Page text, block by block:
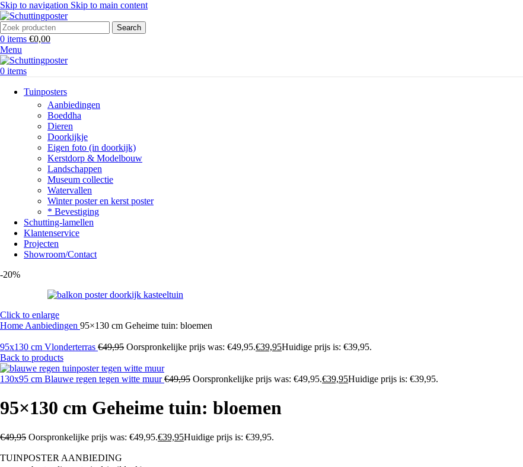
Skip to navigation Skip to main content
Search
0 items €0,00
Menu
0 items
Tuinposters
Aanbiedingen
Boeddha
Dieren
Doorkijkje
Eigen foto (in doorkijk)
Kerstdorp & Modelbouw
Landschappen
Museum collectie
Watervallen
Winter poster en kerst poster
* Bevestiging
Schutting-lamellen
Klantenservice
Projecten
Showroom/Contact
-20%
Click to enlarge
Home Aanbiedingen 95×130 cm Geheime tuin: bloemen
95x130 cm Vlonderterras €49,95 Oorspronkelijke prijs was: €49,95.€39,95Huidige prijs is: €39,95.
Back to products
130x95 cm Blauwe regen tegen witte muur€49,95 Oorspronkelijke prijs was: €49,95.€39,95Huidige prijs is: €39,95.
95×130 cm Geheime tuin: bloemen
€49,95 Oorspronkelijke prijs was: €49,95.€39,95Huidige prijs is: €39,95.
TUINPOSTER AANBIEDING